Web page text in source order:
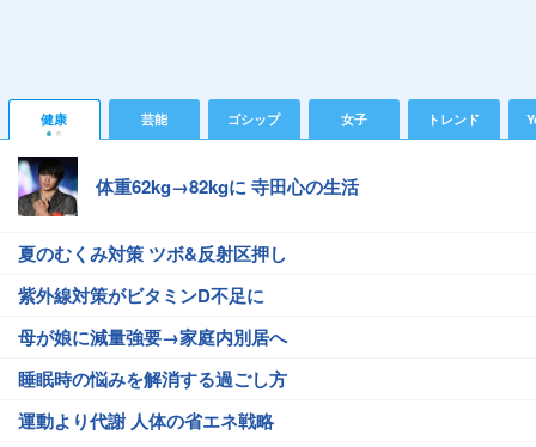
健康 芸能 ゴシップ 女子 トレンド
体重62kg→82kgに 寺田心の生活
夏のむくみ対策 ツボ&反射区押し
紫外線対策がビタミンD不足に
母が娘に減量強要→家庭内別居へ
睡眠時の悩みを解消する過ごし方
運動より代謝 人体の省エネ戦略